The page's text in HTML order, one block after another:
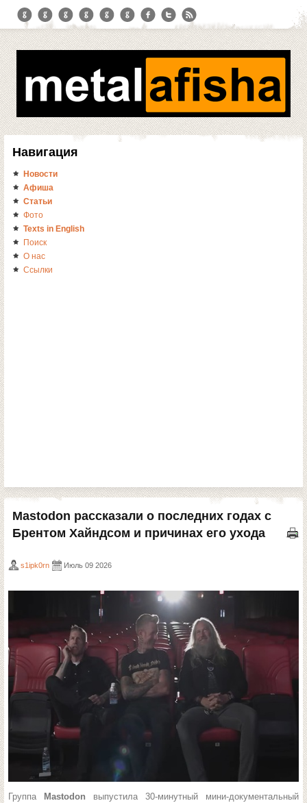
Навигация
Новости
Афиша
Статьи
Фото
Texts in English
Поиск
О нас
Ссылки
Mastodon рассказали о последних годах с
Брентом Хайндсом и причинах его ухода
s1ipk0rn Июль 09 2026
Группа Mastodon выпустила 30-минутный мини-документальный